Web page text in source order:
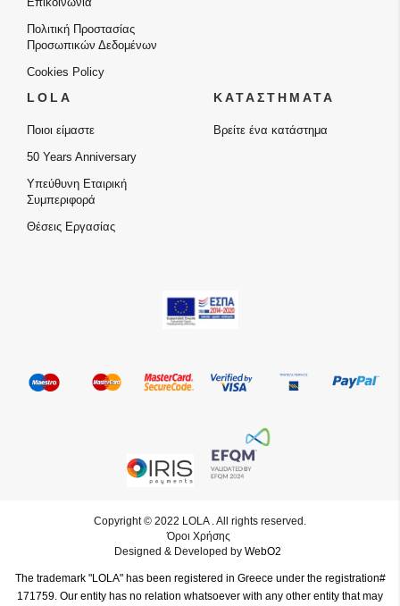
Πολιτική Προστασίας
Προσωπικών Δεδομένων
Cookies Policy
LOLA
Ποιοι είμαστε
50 Years Anniversary
Υπεύθυνη Εταιρική
Συμπεριφορά
Θέσεις Εργασίας
ΚΑΤΑΣΤΗΜΑΤΑ
Βρείτε ένα κατάστημα
Copyright © 2022 LOLA . All rights reserved.
Όροι Χρήσης
Designed & Developed by WebO2
The trademark "LOLA" has been registered in Greece under the registration#
171759. Our entity has no relation whatsoever with any other entity that may